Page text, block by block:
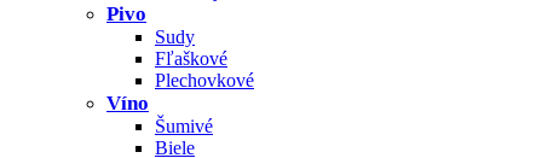
Pivo
Sudy
Fľaškové
Plechovkové
Víno
Šumivé
Biele